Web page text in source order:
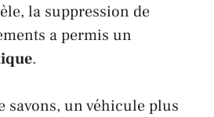
la suppression de
a permis un
.
savons, un véhicule plus